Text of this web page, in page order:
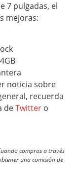
7 pulgadas, el
mejoras:
noticia sobre
recuerda
deTwitter o
compras a través
una comisión de